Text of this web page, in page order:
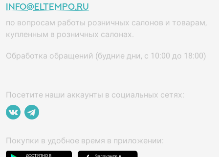
info@eltempo.ru
по вопросам работы розничных салонов и товарам,
купленным в розничных салонах.
Обработка обращений (будние дни, с 10:00 до 18:00)
Посетите наши аккаунты в социальных сетях:
Покупки в удобное время в приложении: